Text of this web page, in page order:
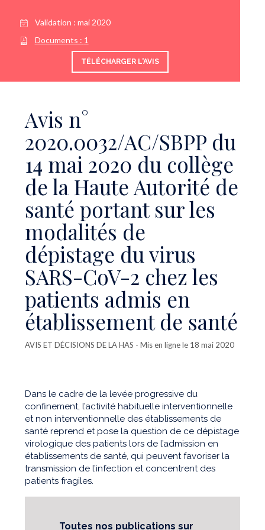
Validation : mai 2020
Documents : 1
TÉLÉCHARGER L'AVIS
Avis n°
2020.0032/AC/SBPP du
14 mai 2020 du collège
de la Haute Autorité de
santé portant sur les
modalités de
dépistage du virus
SARS-CoV-2 chez les
patients admis en
établissement de santé
AVIS ET DÉCISIONS DE LA HAS - Mis en ligne le 18 mai 2020
Dans le cadre de la levée progressive du
confinement, l’activité habituelle interventionnelle
et non interventionnelle des établissements de
santé reprend et pose la question de ce dépistage
virologique des patients lors de l’admission en
établissements de santé, qui peuvent favoriser la
transmission de l’infection et concentrent des
patients fragiles.
Toutes nos publications sur